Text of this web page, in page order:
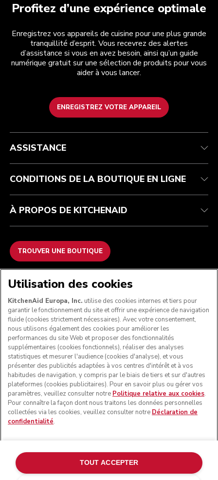
Profitez d’une expérience optimale
Enregistrez vos appareils de cuisine pour une plus grande
tranquillité d’esprit. Vous recevrez des alertes
d’assistance si vous en avez besoin, ainsi qu’un guide
numérique gratuit sur une sélection de produits pour vous
aider à vous lancer.
ENREGISTREZ VOTRE APPAREIL
Health Check
Suivez votre commande
Garantie et documents
FAQ
Conditions générales de vente
Retours et remboursements
Imprint
ODR
La marque
Trouver une boutique
ASSISTANCE
CONDITIONS DE LA BOUTIQUE EN LIGNE
À PROPOS DE KITCHENAID
TROUVER UNE BOUTIQUE
NOUS ACCEPTONS
SUIVEZ-NOUS
forme du robot pâtissier multifonction sont des marques
commerciales aux États-Unis et ailleurs.
Utilisation des cookies
KitchenAid Europa, Inc. utilise des cookies internes et tiers pour
garantir le fonctionnement du site et offrir une expérience de navigation
fluide (cookies strictement nécessaires). Avec votre consentement,
nous utilisons également des cookies pour améliorer les
performances du site Web et proposer des fonctionnalités
supplémentaires (cookies fonctionnels), réaliser des analyses
statistiques et mesurer l'audience (cookies d'analyse), et vous
présenter des publicités adaptées à vos centres d'intérêt et à vos
habitudes de navigation, y compris par le biais de tiers et sur d'autres
plateformes (cookies publicitaires). Pour en savoir plus ou gérer vos
paramètres, veuillez consulter notre Politique relative aux cookies.
Pour connaître la façon dont nous traitons les données personnelles
collectées via les cookies, veuillez consulter notre Déclaration de
confidentialité.
TOUT ACCEPTER